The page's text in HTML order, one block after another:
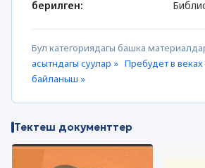
берилген:
Бул категориядагы башка
асытндагы суулар » Пребудет в веках
байланыш »
Тектеш документтер